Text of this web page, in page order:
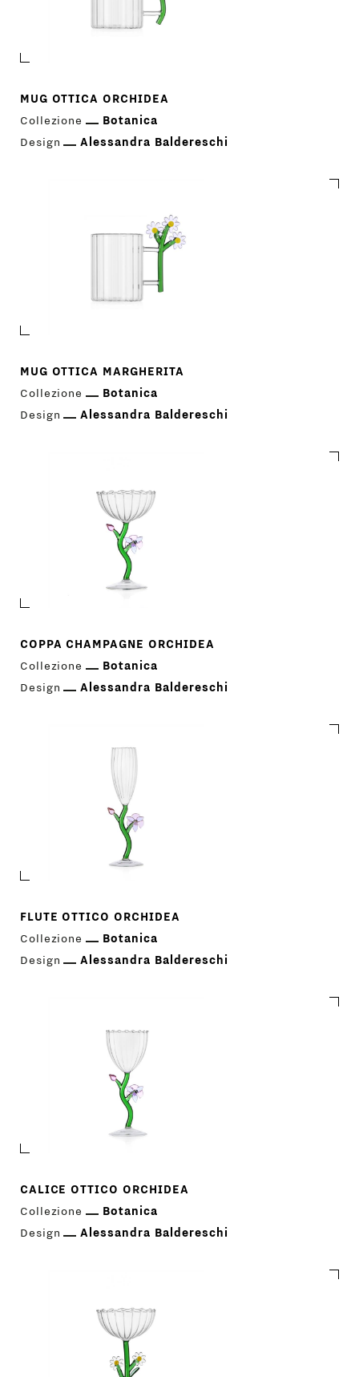
MUG OTTICA ORCHIDEA
Collezione
Botanica
Design
Alessandra Baldereschi
MUG OTTICA MARGHERITA
Collezione
Botanica
Design
Alessandra Baldereschi
COPPA CHAMPAGNE ORCHIDEA
Collezione
Botanica
Design
Alessandra Baldereschi
FLUTE OTTICO ORCHIDEA
Collezione
Botanica
Design
Alessandra Baldereschi
CALICE OTTICO ORCHIDEA
Collezione
Botanica
Design
Alessandra Baldereschi